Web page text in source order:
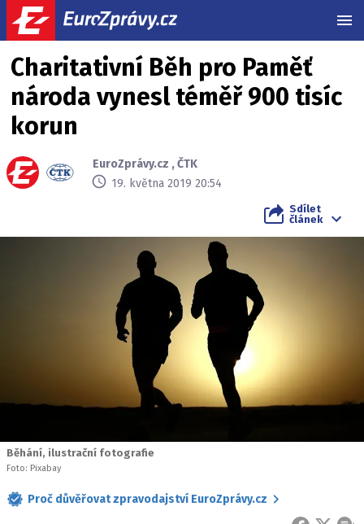
Charitativní Běh pro Paměť
národa vynesl téměř 900 tisíc
korun
EuroZprávy.cz ,ČTK
19. května 2019 20:54
Sdílet
článek
Běhání, ilustrační fotografie
Foto: Pixabay
Proč důvěřovat zpravodajství EuroZprávy.cz